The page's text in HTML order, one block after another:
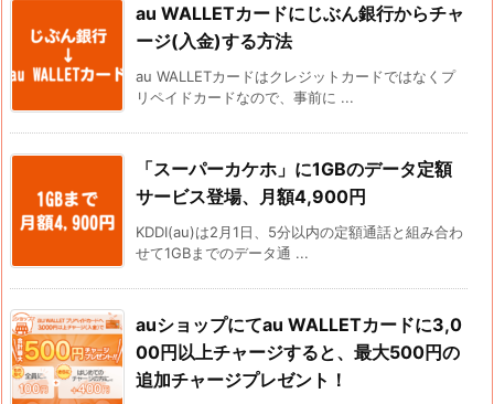
au WALLETカードにじぶん銀行からチャ
ージ(入金)する方法
au WALLETカードはクレジットカードではなくプ
リペイドカードなので、事前に ...
「スーパーカケホ」に1GBのデータ定額
サービス登場、月額4,900円
KDDI(au)は2月1日、5分以内の定額通話と組み合わ
せて1GBまでのデータ通 ...
auショップにてau WALLETカードに3,0
00円以上チャージすると、最大500円の
追加チャージプレゼント！